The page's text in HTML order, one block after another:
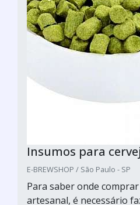
Insumos para
E-BREWSHOP / São Paulo - SP
Para saber onde
artesanal, é necessário